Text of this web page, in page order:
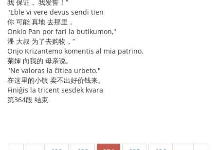
我 保证， 我发誓！“
"Eble vi vere devus sendi tien
你 可能 真地 去那里，
Onklo Pan por fari la butikumon,"
潘 大叔 为了去购物，“
Onjo Krizantemo komentis al mia patrino.
菊婶 向我的 母亲说。
"Ne valoras la ĉitiea urbeto."
在这里的小镇 卖不出好价钱来。
Finiĝis la tricent sesdek kvara
第364段 结束